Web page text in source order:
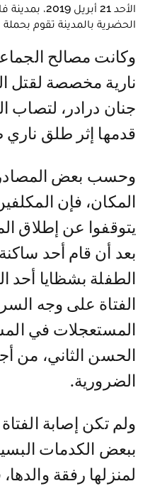
الأحد 21
الحضرية بالمدينة تقوم
وكانت مصالح الجماعة الحضرية تطلق أعيرة
نارية مخصصة لقتل
جنان درادر، لتصاب
قدمها إثر طلق
وحسب بعض المصادر
المكان، فإن
يتوقفوا عن إطلاق
بعد أن قام أحد
الطفلة بشظايا أحد
الفتاة على وجه
المستعجلات في
الحسن الثاني، من
الضرورية.
ولم تكن إصابة
ببعض الكدمات
لمنزلها رفقة